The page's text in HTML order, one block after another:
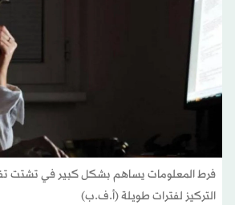
فرط المعلومات يساهم بشكل كبير في تشتت
التركيز لفترات طويلة (أ.ف.ب)